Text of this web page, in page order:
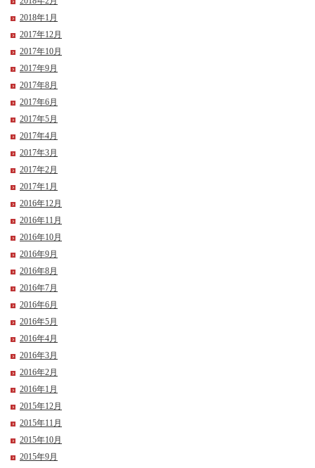
2018年1月
2017年12月
2017年10月
2017年9月
2017年8月
2017年6月
2017年5月
2017年4月
2017年3月
2017年2月
2017年1月
2016年12月
2016年11月
2016年10月
2016年9月
2016年8月
2016年7月
2016年6月
2016年5月
2016年4月
2016年3月
2016年2月
2016年1月
2015年12月
2015年11月
2015年10月
2015年9月